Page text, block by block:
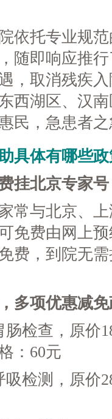
托专业规范
随即响应推
，取消残疾
西湖区、汉
民，急患者
具体有哪些政
挂北京专家号
与北京、上
免费由网上
费，到院无
多项优惠减
检查，原价
：60元
检测，原价